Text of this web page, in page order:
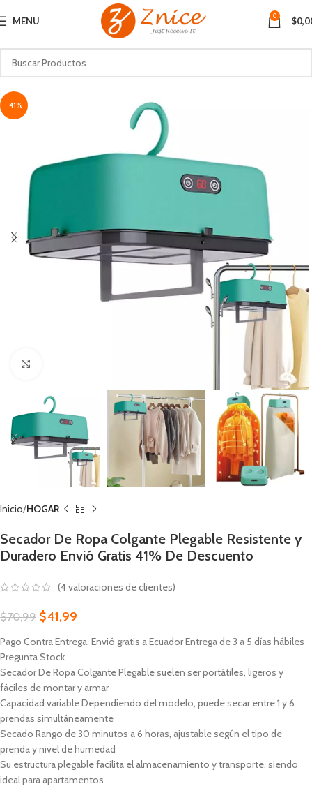
MENU 0 $
-41%
Inicio HOGAR
Secador De Ropa Colgante Plegable Resistente y
Duradero Envió Gratis 41% De Descuento
(4valoraciones de clientes)
$70,99 $41,99
Pago Contra Entrega, Envió gratis a Ecuador Entrega de 3 a 5 días hábiles
Pregunta Stock
Secador De Ropa Colgante Plegable suelen ser portátiles, ligeros y
fáciles de montar y armar
Capacidad variableDependiendo del modelo, puede secar entre 1 y 6
prendas simultáneamente
Secado Rango de 30 minutos a 6 horas, ajustable según el tipo de
prenda y nivel de humedad
Su estructura plegable facilita el almacenamiento y transporte, siendo
ideal para apartamentos